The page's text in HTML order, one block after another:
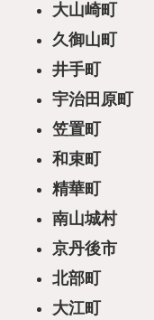
大山崎町
久御山町
井手町
宇治田原町
笠置町
和束町
精華町
南山城村
京丹後市
北部町
大江町